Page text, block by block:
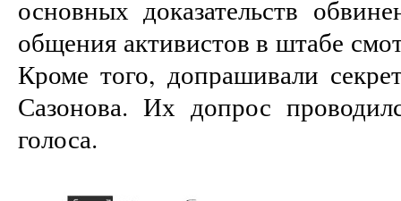
основных доказательств
общения активистов в штабе
Кроме того, допрашивали
Сазонова. Их допрос
голоса.